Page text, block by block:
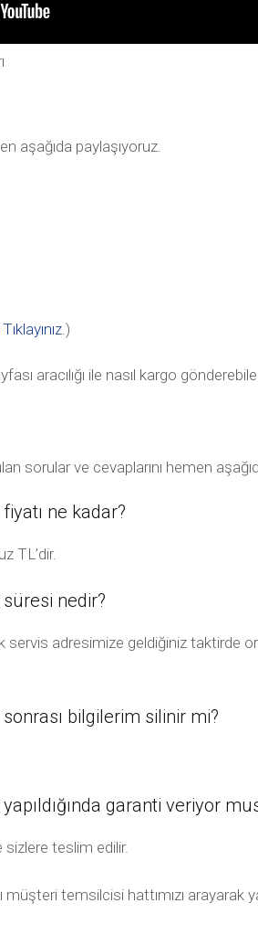
aşağıda paylaşıyoruz.
.)
aracılığı ile nasıl kargo
sorular ve cevaplarını hemen
ne kadar?
TL’dir.
nedir?
adresimize geldiğiniz taktirde
bilgilerim silinir mi?
garanti veriyor
sizlere teslim edilir.
müşteri temsilcisi hattımızı